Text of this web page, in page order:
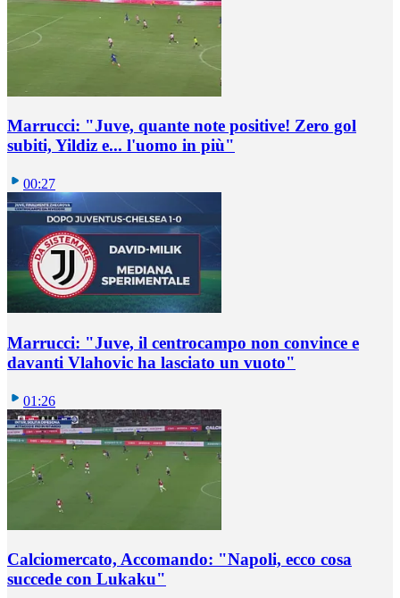
Marrucci: "Juve, quante note positive! Zero gol
subiti, Yildiz e... l'uomo in più"
00:27
Marrucci: "Juve, il centrocampo non convince e
davanti Vlahovic ha lasciato un vuoto"
01:26
Calciomercato, Accomando: "Napoli, ecco cosa
succede con Lukaku"